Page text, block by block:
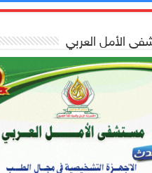
الأمل العربي